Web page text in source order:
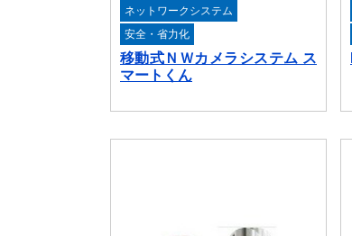
ネットワークシステム
安全・省力化
移動式ＮＷカメラシステム ス
マートくん